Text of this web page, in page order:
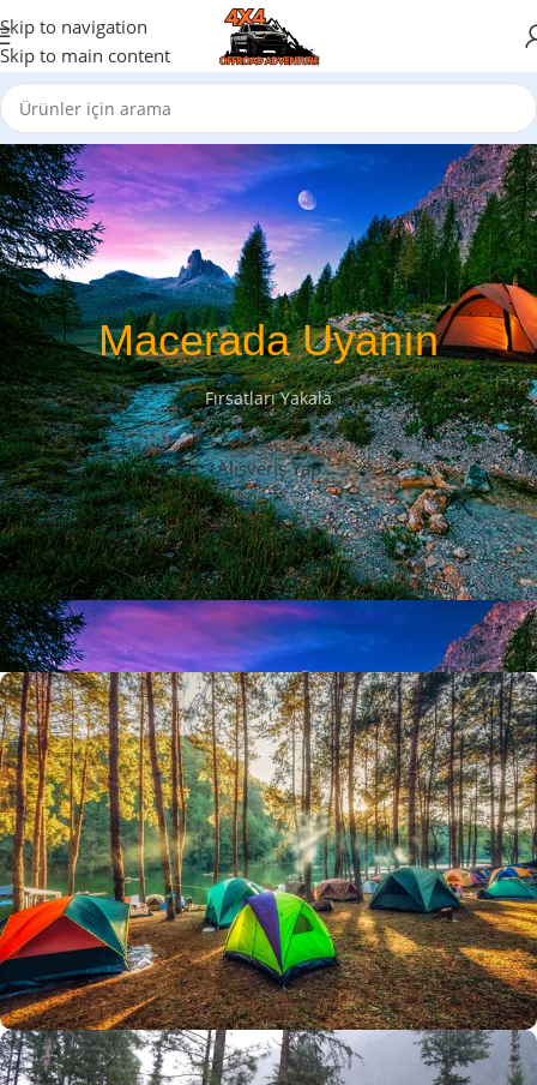
Skip to navigation
Skip to main content
Macerada Uyanın
Fırsatları Yakala
Alışveriş Yap